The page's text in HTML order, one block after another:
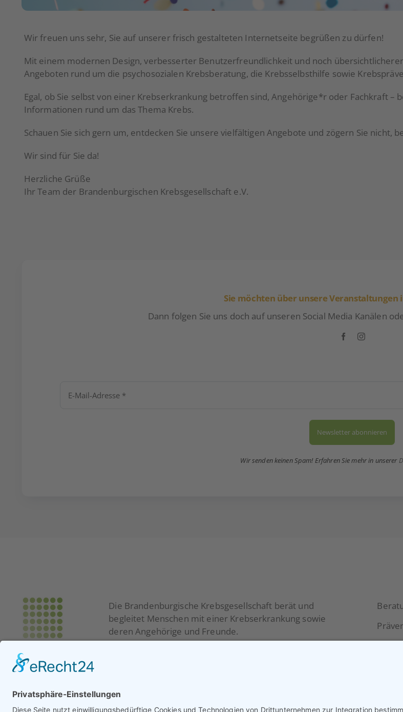
Wir freuen uns sehr, Sie auf unserer frisch gestalteten Internetseite begrüßen zu dürfen!
Mit einem modernen Design, verbesserter Benutzerfreundlichkeit und noch
Angeboten rund um die psychosozialen Krebsberatung, die Krebsselbsthilfe sowie
Egal, ob Sie selbst von einer Krebserkrankung betroffen sind, Angehörige*r oder Fachkraft
Informationen rund um das Thema Krebs.
Schauen Sie sich gern um, entdecken Sie unsere vielfältigen Angebote und zögern Sie nicht,
Wir sind für Sie da!
Herzliche Grüße
Ihr Team der Brandenburgischen Krebsgesellschaft e.V.
Sie möchten über unsere
Dann folgen Sie uns doch auf unseren Social Media Kanälen
Wir senden keinen Spam! Erfahren Sie mehr in unserer
Die Brandenburgische Krebsgesellschaft berät und
begleitet Menschen mit einer Krebserkrankung sowie
deren Angehörige und Freunde.
mit einer Krebserkrankung.